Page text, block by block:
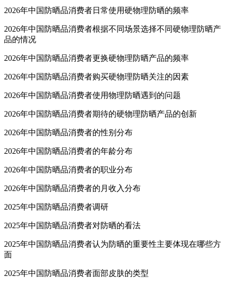
2026年中国防晒品消费者日常使用硬物理防晒的频率
2026年中国防晒品消费者根据不同场景选择不同硬物理防晒产
品的情况
2026年中国防晒品消费者更换硬物理防晒产品的频率
2026年中国防晒品消费者购买硬物理防晒关注的因素
2026年中国防晒品消费者使用物理防晒遇到的问题
2026年中国防晒品消费者期待的硬物理防晒产品的创新
2026年中国防晒品消费者的性别分布
2026年中国防晒品消费者的年龄分布
2026年中国防晒品消费者的职业分布
2026年中国防晒品消费者的月收入分布
2025年中国防晒品消费者调研
2025年中国防晒品消费者对防晒的看法
2025年中国防晒品消费者认为防晒的重要性主要体现在哪些方
面
2025年中国防晒品消费者面部皮肤的类型